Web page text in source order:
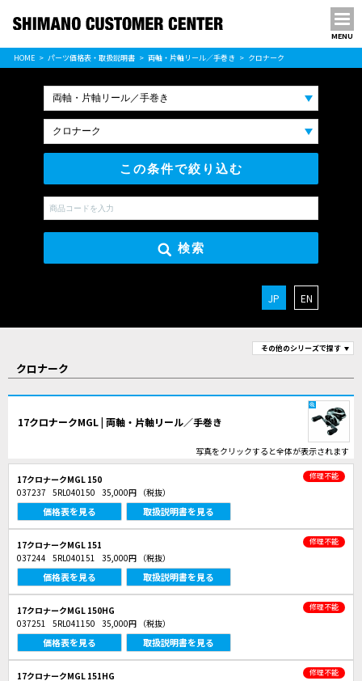
MENU
パーツ価格表
PARTS LIST
HOME パーツ価格表・取扱説明書 両軸・片軸リール／手巻き クロナーク
この条件で絞り込む
検索
JP EN
その他のシリーズで探す
クロナーク
17クロナークMGL | 両軸・片軸リール／手巻き
写真をクリックすると全体が表示されます
17クロナークMGL 150 修理不能
037237 5RL040150 35,000円 （税抜）
価格表を見る 取扱説明書を見る
17クロナークMGL 151 修理不能
037244 5RL040151 35,000円 （税抜）
価格表を見る 取扱説明書を見る
17クロナークMGL 150HG 修理不能
037251 5RL041150 35,000円 （税抜）
価格表を見る 取扱説明書を見る
17クロナークMGL 151HG 修理不能